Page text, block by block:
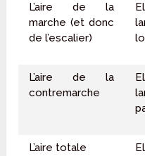
L’aire de la
marche (et donc
de l’escalier)
L’aire de la
contremarche
L’aire totale